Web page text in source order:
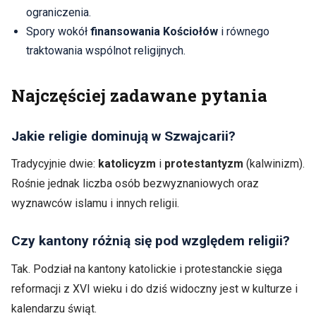
ograniczenia.
Spory wokół finansowania Kościołówi równego
traktowania wspólnot religijnych.
Najczęściej zadawane pytania
Jakie religie dominują w Szwajcarii?
Tradycyjnie dwie: katolicyzm i protestantyzm (kalwinizm).
Rośnie jednak liczba osób bezwyznaniowych oraz
wyznawców islamu i innych religii.
Czy kantony różnią się pod względem religii?
Tak. Podział na kantony katolickie i protestanckie sięga
reformacji z XVI wieku i do dziś widoczny jest w kulturze i
kalendarzu świąt.